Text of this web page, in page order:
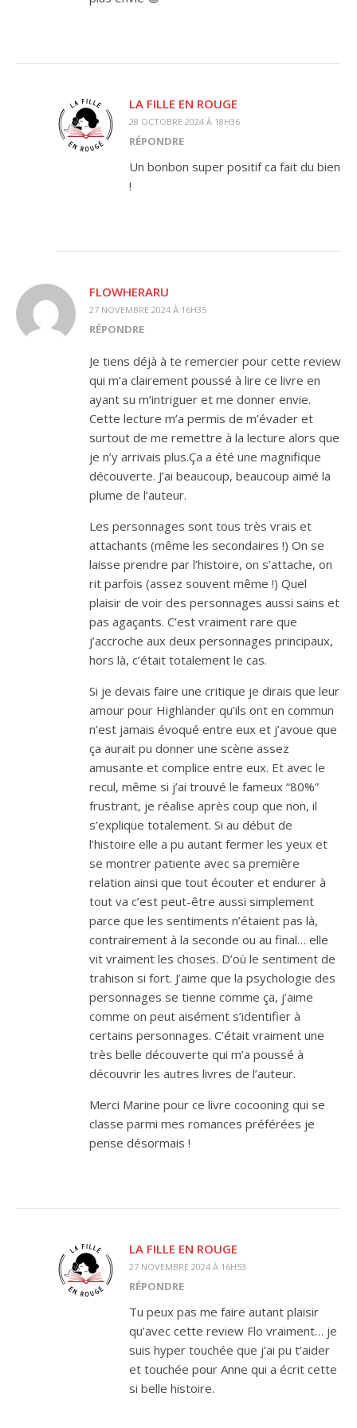
LA FILLE EN ROUGE
28 OCTOBRE 2024 À 18H36
RÉPONDRE
Un bonbon super positif ca fait du bien
!
FLOWHERARU
27 NOVEMBRE 2024 À 16H35
RÉPONDRE
Je tiens déjà à te remercier pour cette review
qui m’a clairement poussé à lire ce livre en
ayant su m’intriguer et me donner envie.
Cette lecture m’a permis de m’évader et
surtout de me remettre à la lecture alors que
je n’y arrivais plus.Ça a été une magnifique
découverte. J’ai beaucoup, beaucoup aimé la
plume de l’auteur.
Les personnages sont tous très vrais et
attachants (même les secondaires !) On se
laisse prendre par l’histoire, on s’attache, on
rit parfois (assez souvent même !) Quel
plaisir de voir des personnages aussi sains et
pas agaçants. C’est vraiment rare que
j’accroche aux deux personnages principaux,
hors là, c’était totalement le cas.
Si je devais faire une critique je dirais que leur
amour pour Highlander qu’ils ont en commun
n’est jamais évoqué entre eux et j’avoue que
ça aurait pu donner une scène assez
amusante et complice entre eux. Et avec le
recul, même si j’ai trouvé le fameux “80%”
frustrant, je réalise après coup que non, il
s’explique totalement. Si au début de
l’histoire elle a pu autant fermer les yeux et
se montrer patiente avec sa première
relation ainsi que tout écouter et endurer à
tout va c’est peut-être aussi simplement
parce que les sentiments n’étaient pas là,
contrairement à la seconde ou au final… elle
vit vraiment les choses. D’où le sentiment de
trahison si fort. J’aime que la psychologie des
personnages se tienne comme ça, j’aime
comme on peut aisément s’identifier à
certains personnages. C’était vraiment une
très belle découverte qui m’a poussé à
découvrir les autres livres de l’auteur.
Merci Marine pour ce livre cocooning qui se
classe parmi mes romances préférées je
pense désormais !
LA FILLE EN ROUGE
27 NOVEMBRE 2024 À 16H53
RÉPONDRE
Tu peux pas me faire autant plaisir
qu’avec cette review Flo vraiment… je
suis hyper touchée que j’ai pu t’aider
et touchée pour Anne qui a écrit cette
si belle histoire.